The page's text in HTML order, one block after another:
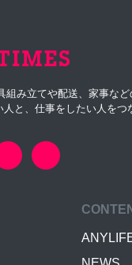
組み立てや配送、家事な
と、仕事をしたい人をつ